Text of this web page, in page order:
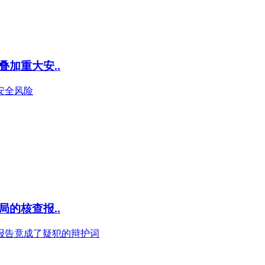
加重大安..
全风险
的核查报..
告竟成了疑犯的辩护词